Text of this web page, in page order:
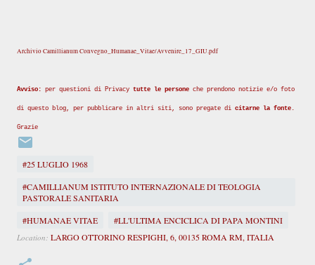
Archivio Camillianum Convegno_Humanae_Vitae/Avvenire_17_GIU.pdf
Avviso: per questioni di Privacy tutte le persone che prendono notizie e/o foto
di questo blog, per pubblicare in altri siti, sono pregate di citarne la fonte .
Grazie
#25 LUGLIO 1968
#CAMILLIANUM ISTITUTO INTERNAZIONALE DI TEOLOGIA
PASTORALE SANITARIA
#HUMANAE VITAE
#LL'ULTIMA ENCICLICA DI PAPA MONTINI
Location: LARGO OTTORINO RESPIGHI, 6, 00135 ROMA RM, ITALIA